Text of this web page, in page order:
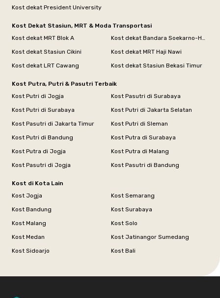
Kost dekat President University
Kost Dekat Stasiun, MRT & Moda Transportasi
Kost dekat MRT Blok A
Kost dekat Bandara Soekarno-Hatta
Kost dekat Stasiun Cikini
Kost dekat MRT Haji Nawi
Kost dekat LRT Cawang
Kost dekat Stasiun Bekasi Timur
Kost Putra, Putri & Pasutri Terbaik
Kost Putri di Jogja
Kost Pasutri di Surabaya
Kost Putri di Surabaya
Kost Putri di Jakarta Selatan
Kost Pasutri di Jakarta Timur
Kost Putri di Sleman
Kost Putri di Bandung
Kost Putra di Surabaya
Kost Putra di Jogja
Kost Putra di Malang
Kost Pasutri di Jogja
Kost Pasutri di Bandung
Kost di Kota Lain
Kost Jogja
Kost Semarang
Kost Bandung
Kost Surabaya
Kost Malang
Kost Solo
Kost Medan
Kost Jatinangor Sumedang
Kost Sidoarjo
Kost Bali